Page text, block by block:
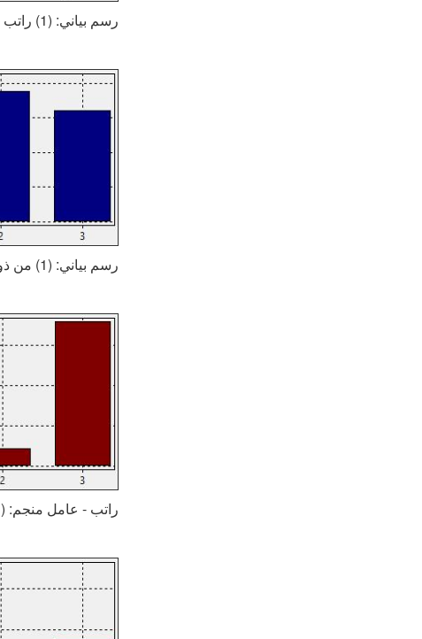
رسم بياني: (1) راتب - عامل منجم (2) متوسط الدخل - روسيا
رسم بياني: (1) من ذوي الخبرة (2) متوسط الخبرة (3) مستوى الدخول
راتب - عامل منجم: (1) روسيا (2) أوكرانيا (3) إسرائيل